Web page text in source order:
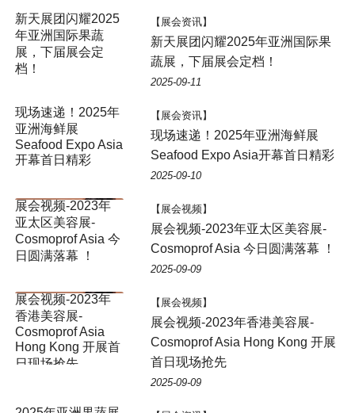
新天展团闪耀2025
年亚洲国际果蔬
展，下届展会定
档！
【展会资讯】
新天展团闪耀2025年亚洲国际果
蔬展，下届展会定档！
2025-09-11
现场速递！2025年
亚洲海鲜展
Seafood Expo Asia
开幕首日精彩
【展会资讯】
现场速递！2025年亚洲海鲜展
Seafood Expo Asia开幕首日精彩
2025-09-10
【展会视频】
展会视频-2023年亚太区美容展-
Cosmoprof Asia 今日圆满落幕 ！
2025-09-09
【展会视频】
展会视频-2023年香港美容展-
Cosmoprof Asia Hong Kong 开展
首日现场抢先
2025-09-09